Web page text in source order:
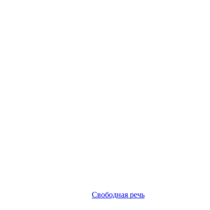
Свободная речь